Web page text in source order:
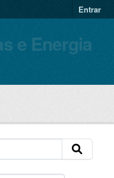
Entrar
e Energia